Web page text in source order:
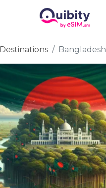
Destinations Bangladesh